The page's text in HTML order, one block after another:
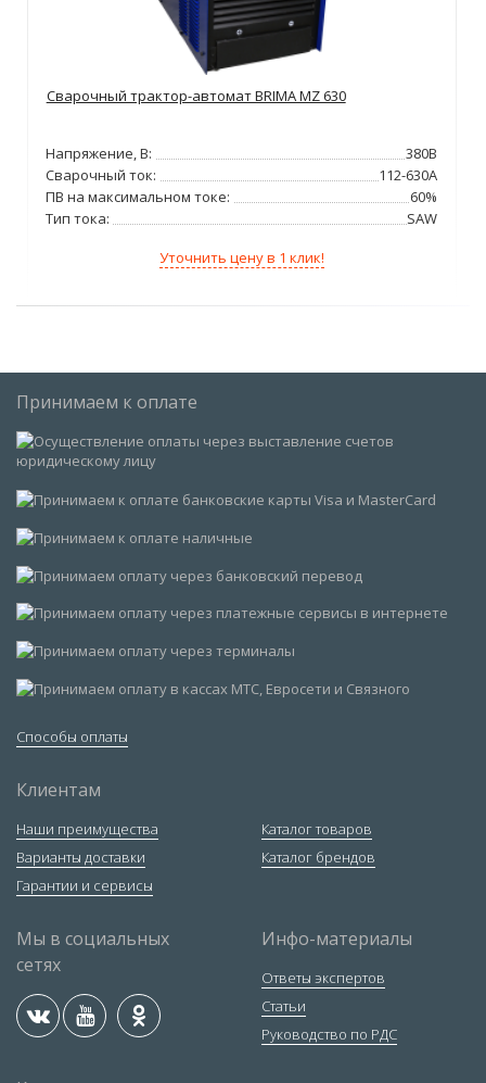
Сварочный трактор-автомат BRIMA MZ 630
Напряжение, В:
380В
Сварочный ток:
112-630А
ПВ на максимальном токе:
60%
Тип тока:
SAW
Уточнить цену в 1 клик!
Принимаем к оплате
Способы оплаты
Клиентам
Наши преимущества
Варианты доставки
Гарантии и сервисы
Каталог товаров
Каталог брендов
Мы в социальных
сетях
Инфо-материалы
Ответы экспертов
Статьи
Руководство по РДС